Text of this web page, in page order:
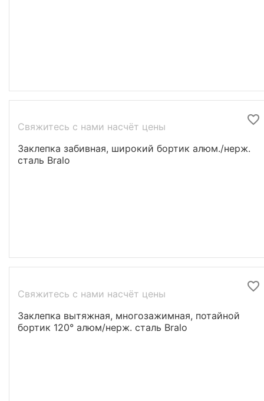
Свяжитесь с нами насчёт цены
Заклепка забивная, широкий бортик алюм./нерж.
сталь Bralo
Свяжитесь с нами насчёт цены
Заклепка вытяжная, многозажимная, потайной
бортик 120° алюм/нерж. сталь Bralo